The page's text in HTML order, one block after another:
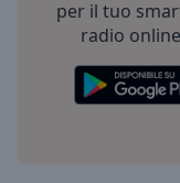
per il tuo
radio